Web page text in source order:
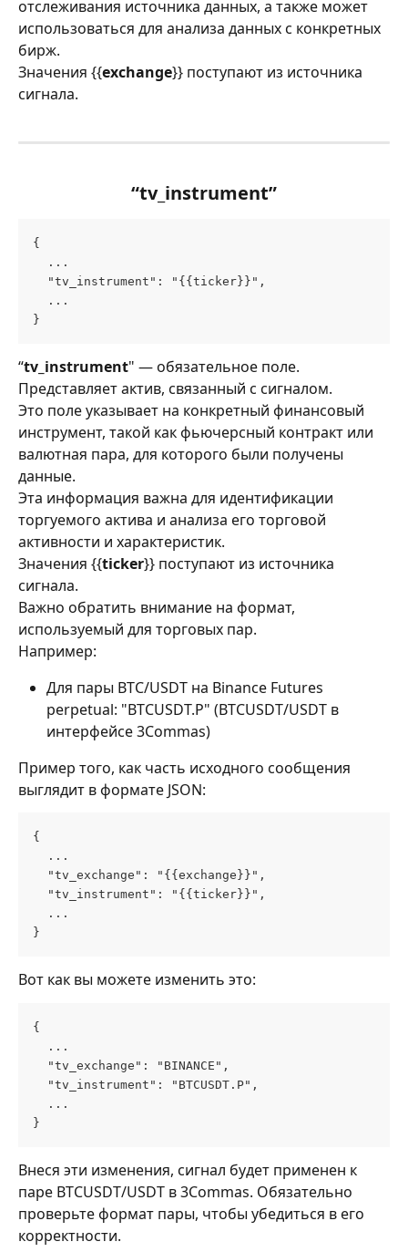
отслеживания источника данных, а также может
использоваться для анализа данных с конкретных
бирж.
Значения {{exchange}} поступают из источника
сигнала.
“tv_instrument”
{
  ...
  "tv_instrument": "{{ticker}}",
  ...
}
“tv_instrument" — обязательное поле.
Представляет актив, связанный с сигналом.
Это поле указывает на конкретный финансовый
инструмент, такой как фьючерсный контракт или
валютная пара, для которого были получены
данные.
Эта информация важна для идентификации
торгуемого актива и анализа его торговой
активности и характеристик.
Значения {{ticker}} поступают из источника
сигнала.
Важно обратить внимание на формат,
используемый для торговых пар.
Например:
Для пары BTC/USDT на Binance Futures
perpetual: "BTCUSDT.P" (BTCUSDT/USDT в
интерфейсе 3Commas)
Пример того, как часть исходного сообщения
выглядит в формате JSON:
{
  ...
  "tv_exchange": "{{exchange}}",
  "tv_instrument": "{{ticker}}",
  ...
}
Вот как вы можете изменить это:
{
  ...
  "tv_exchange": "BINANCE",
  "tv_instrument": "BTCUSDT.P",
  ...
}
Внеся эти изменения, сигнал будет применен к
паре BTCUSDT/USDT в 3Commas. Обязательно
проверьте формат пары, чтобы убедиться в его
корректности.